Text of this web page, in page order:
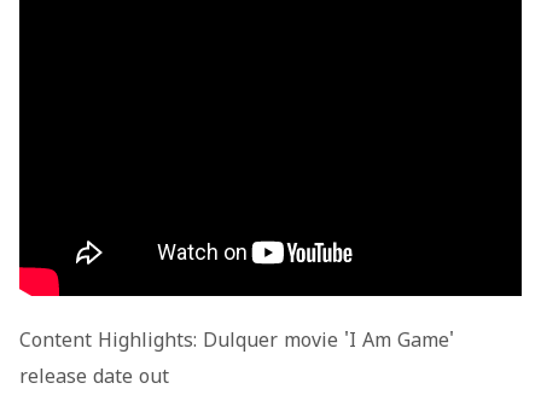
Content Highlights: Dulquer movie 'I Am Game'
release date out